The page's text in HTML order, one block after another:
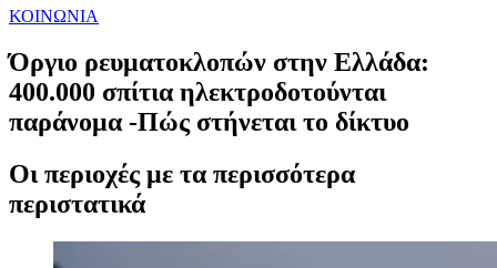
ΚΟΙΝΩΝΙΑ
Όργιο ρευματοκλοπών στην Ελλάδα:
400.000 σπίτια ηλεκτροδοτούνται
παράνομα -Πώς στήνεται το δίκτυο
Οι περιοχές με τα περισσότερα
περιστατικά